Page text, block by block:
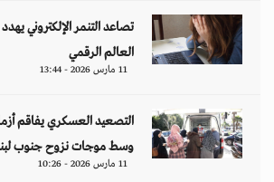
تصاعد التنمر الإلكتروني
العالم الرقمي
11 مارس 2026 - 13:44
التصعيد العسكري يفاقم
وسط موجات نزوح جنوب
11 مارس 2026 - 10:26